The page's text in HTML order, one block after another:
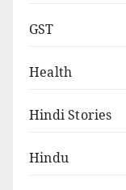
GST
Health
Hindi Stories
Hindu